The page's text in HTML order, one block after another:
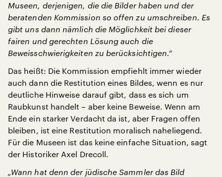
Museen, derjenigen, die die Bilder haben und der
beratenden Kommission so offen zu umschreiben. Es
gibt uns dann nämlich die Möglichkeit bei dieser
fairen und gerechten Lösung auch die
Beweisschwierigkeiten zu berücksichtigen.“
Das heißt: Die Kommission empfiehlt immer wieder
auch dann die Restitution eines Bildes, wenn es nur
deutliche Hinweise darauf gibt, dass es sich um
Raubkunst handelt – aber keine Beweise. Wenn am
Ende ein starker Verdacht da ist, aber Fragen offen
bleiben, ist eine Restitution moralisch naheliegend.
Für die Museen ist das keine einfache Situation, sagt
der Historiker Axel Drecoll.
„Wann hat denn der jüdische Sammler das Bild